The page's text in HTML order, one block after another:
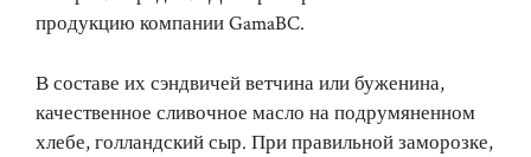
продукцию компании GamaBC.
В составе их сэндвичей ветчина или буженина,
качественное сливочное масло на подрумяненном
хлебе, голландский сыр. При правильной заморозке,